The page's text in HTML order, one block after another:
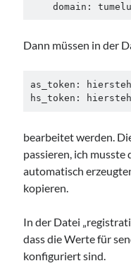
domain:
Dann müssen in der
as_token:
hs_token:
bearbeitet werden.
passieren, ich musste
automatisch
kopieren.
In der Datei
dass die Werte für
konfiguriert sind.